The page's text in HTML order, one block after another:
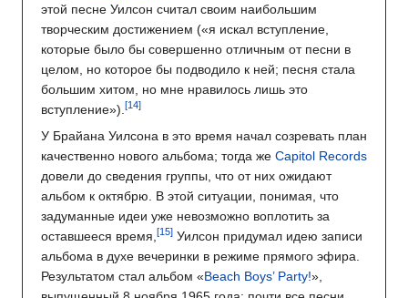
этой песне Уилсон считал своим наибольшим
творческим достижением («я искал вступление,
которые было бы совершенно отличным от песни в
целом, но которое бы подводило к ней; песня стала
большим хитом, но мне нравилось лишь это
вступление»).
У Брайана Уилсона в это время начал созревать план
качественно нового альбома; тогда же Capitol Records
довели до сведения группы, что от них ожидают
альбом к октябрю. В этой ситуации, понимая, что
задуманные идеи уже невозможно воплотить за
оставшееся время,
Уилсон придумал идею записи
альбома в духе вечеринки в режиме прямого эфира.
Результатом стал альбом «Beach Boys’ Party!»,